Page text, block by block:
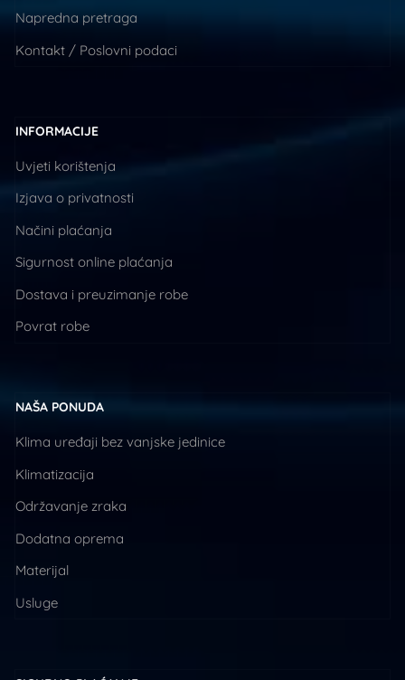
Napredna pretraga
Kontakt / Poslovni podaci
INFORMACIJE
Uvjeti korištenja
Izjava o privatnosti
Načini plaćanja
Sigurnost online plaćanja
Dostava i preuzimanje robe
Povrat robe
NAŠA PONUDA
Klima uređaji bez vanjske jedinice
Klimatizacija
Održavanje zraka
Dodatna oprema
Materijal
Usluge